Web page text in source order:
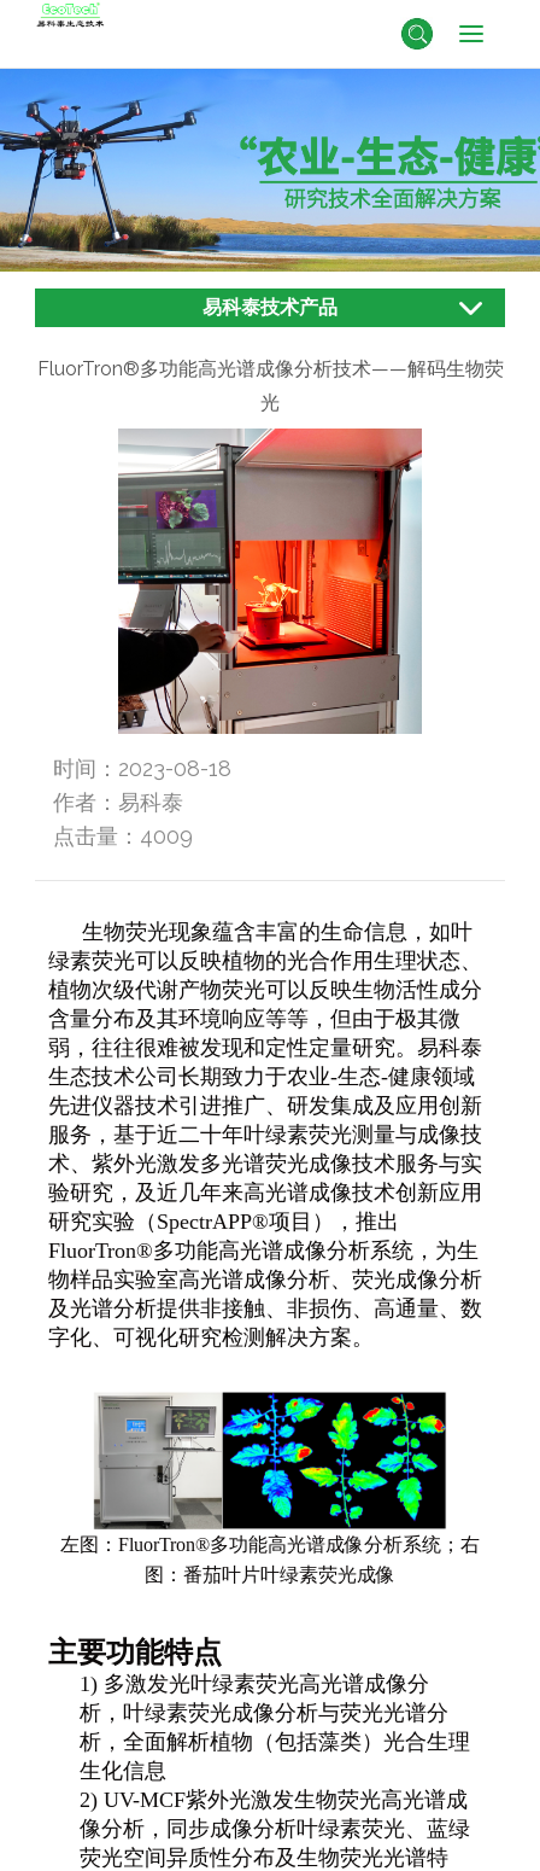
易科泰技术产品
FluorTron®多功能高光谱成像分析技术——解码生物荧
光
时间：2023-08-18
作者：易科泰
点击量： 4009
生物荧光现象蕴含丰富的生命信息，如叶
绿素荧光可以反映植物的光合作用生理状态、
植物次级代谢产物荧光可以反映生物活性成分
含量分布及其环境响应等等，但由于极其微
弱，往往很难被发现和定性定量研究。易科泰
生态技术公司长期致力于农业-生态-健康领域
先进仪器技术引进推广、研发集成及应用创新
服务，基于近二十年叶绿素荧光测量与成像技
术、紫外光激发多光谱荧光成像技术服务与实
验研究，及近几年来高光谱成像技术创新应用
研究实验（ SpectrAPP®项目），推出
FluorTron®多功能高光谱成像分析系统，为生
物样品实验室高光谱成像分析、荧光成像分析
及光谱分析提供非接触、非损伤、高通量、数
字化、可视化研究检测解决方案。
左图： FluorTron®多功能高光谱成像分析系统 ； 右
图： 番茄叶片叶绿素荧光成像
主要功能特点
1) 多激发光叶绿素荧光高光谱成像分
析，叶绿素荧光成像分析与荧光光谱分
析，全面解析植物（包括藻类）光合生理
生化信息
2) UV-MCF紫外光激发生物荧光高光谱成
像分析，同步成像分析叶绿素荧光、蓝绿
荧光空间异质性分布及生物荧光光谱特